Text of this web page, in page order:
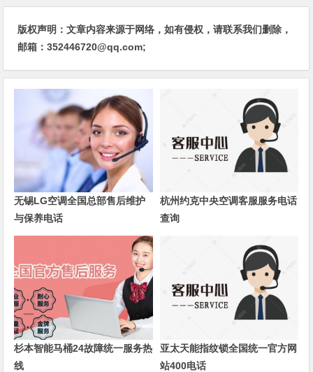
版权声明：文章内容来源于网络，如有侵权，请联系我们删除，
邮箱：352446720@qq.com;
无锡LG空调全国总部售后维护
与保养电话
杭州约克中央空调客服服务电话
查询
杉本智能马桶24故障统一服务热
线
亚太天能指纹锁全国统一官方网
站400电话